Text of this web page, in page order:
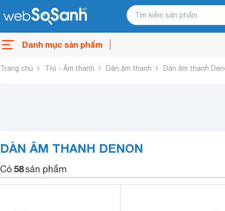
Danh mục sản phẩm
Trang chủ Tivi - Âm thanh Dàn âm thanh Dàn âm thanh
DÀN ÂM THANH DENON
Có 58sản phẩm